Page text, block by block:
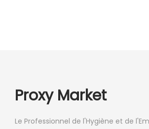
Proxy Market
Le Professionnel de l'Hygiène et de